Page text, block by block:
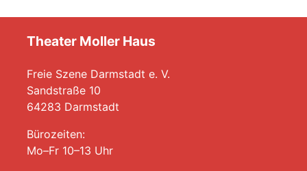
Theater Moller Haus
Freie Szene Darmstadt e. V.
Sandstraße 10
64283 Darmstadt
Bürozeiten:
Mo–Fr 10–13 Uhr